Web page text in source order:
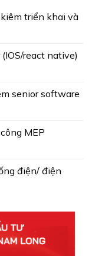
triển khai và
react native)
senior software
MEP
điện/ điện